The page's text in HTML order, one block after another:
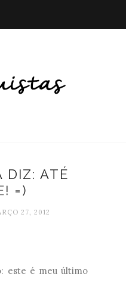
DIZ: ATÉ
=)
27, 2012
este é meu último